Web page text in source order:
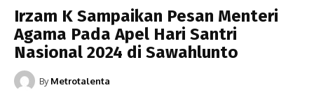
Irzam K Sampaikan Pesan Menteri
Agama Pada Apel Hari Santri
Nasional 2024 di Sawahlunto
By Metrotalenta